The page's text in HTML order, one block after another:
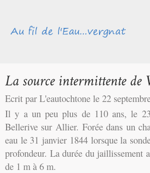
Ecrit par L'eautochtone le 22
Il y a un peu plus de 110 ans, le
Bellerive sur Allier. Forée dans un
eau le 31 janvier 1844 lorsque la
profondeur. La durée du jaillissement
de 1 m à 6 m.